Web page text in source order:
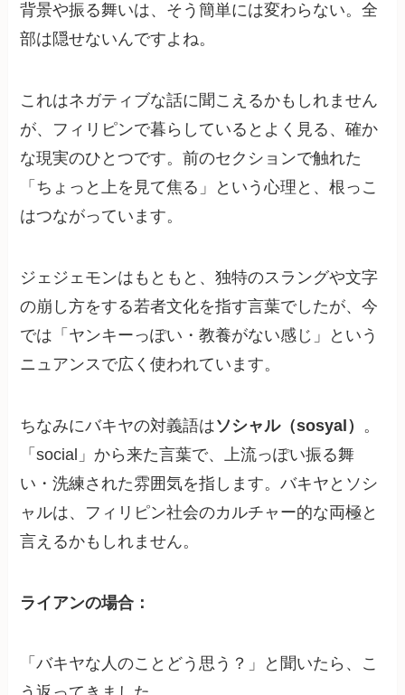
背景や振る舞いは、そう簡単には変わらない。全
部は隠せないんですよね。
これはネガティブな話に聞こえるかもしれません
が、フィリピンで暮らしているとよく見る、確か
な現実のひとつです。前のセクションで触れた
「ちょっと上を見て焦る」という心理と、根っこ
はつながっています。
ジェジェモンはもともと、独特のスラングや文字
の崩し方をする若者文化を指す言葉でしたが、今
では「ヤンキーっぽい・教養がない感じ」という
ニュアンスで広く使われています。
ちなみにバキヤの対義語はソシャル（sosyal） 。
「social」から来た言葉で、上流っぽい振る舞
い・洗練された雰囲気を指します。バキヤとソシ
ャルは、フィリピン社会のカルチャー的な両極と
言えるかもしれません。
ライアンの場合：
「バキヤな人のことどう思う？」と聞いたら、こ